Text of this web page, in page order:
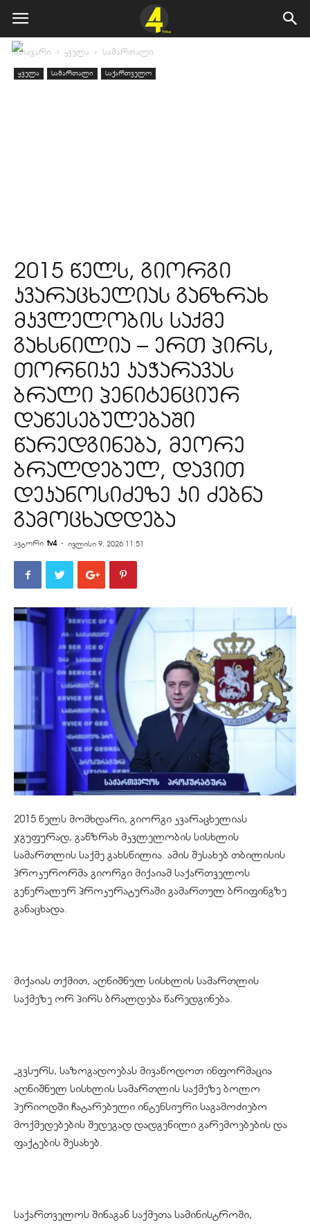
მთავარი ყველა სამართალი
ყველა სამართალი საქართველო
2015 წელს, გიორგი
კვარაცხელიას განზრახ
მკვლელობის საქმე
გახსნილია – ერთ პირს,
თორნიკე კაჭარავას
ბრალი პენიტენციურ
დაწესებულებაში
წარედგინება, მეორე
ბრალდებულ, დავით
დეკანოსიძეზე კი ძებნა
გამოცხადდება
ავტორი tv4 - ივლისი 9, 2026 11:51
2015 წელს მომხდარი, გიორგი კვარაცხელიას
ჯგუფურად, განზრახ მკვლელობის სისხლის
სამართლის საქმე გახსნილია. ამის შესახებ თბილისის
პროკურორმა გიორგი მიქაიამ საქართველოს
გენერალურ პროკურატურაში გამართულ ბრიფინგზე
განაცხადა.
მიქაიას თქმით, აღნიშნულ სისხლის სამართლის
საქმეზე ორ პირს ბრალდება წარედგინება.
„გვსურს, საზოგადოებას მივაწოდოთ ინფორმაცია
აღნიშნულ სისხლის სამართლის საქმეზე ბოლო
პერიოდში ჩატარებული ინტენსიური საგამოძიებო
მოქმედებების შედეგად დადგენილი გარემოებების და
ფაქტების შესახებ.
საქართველოს შინაგან საქმეთა სამინისტროში,